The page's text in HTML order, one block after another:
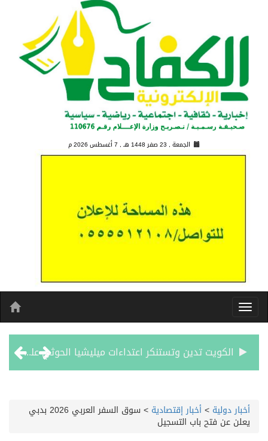
الجمعة , 23 صفر 1448 هـ , 7 أغسطس 2026 م
الكويت تدين وتستنكر اعتداءات ميليشيا الحوثي على منطقة نجران: انتهاك صارخ لسيادة السعودية وسلامة أراضيها
أخبار دولية >أخبار إقتصادية > سوق السفر العربي 2026 بدبي
يعلن عن فتح باب التسجيل